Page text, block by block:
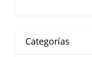
Categorías